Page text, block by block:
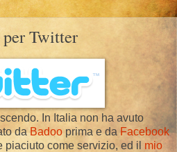
Twitter
In Italia non ha avuto
daBadoo prima e daFacebook
piaciuto come servizio, ed il mio